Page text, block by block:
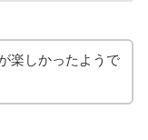
楽しかったようで